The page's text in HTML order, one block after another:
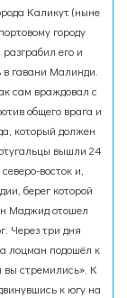
Каликут (ныне
городу
его и
в гавани Малинди.
сам враждовал с
общего врага и
который должен
вышли 24
восток и,
берег которой
Маджид отошел
Через три дня
лоцман подошёл к
вы стремились». К
к югу на